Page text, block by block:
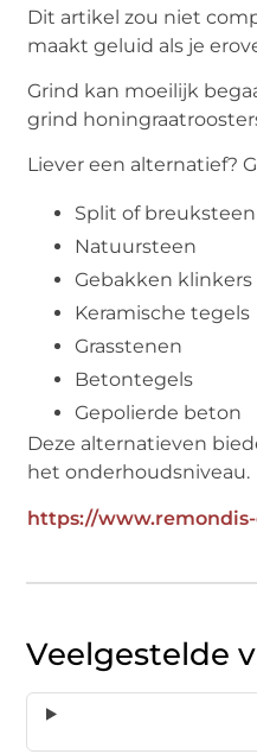
Dit artikel zou niet
maakt geluid als je
Grind kan moeilijk
grind
Liever een alternatief?
Split of breuksteen
Natuursteen
Gebakken klinkers
Keramische tegels
Grasstenen
Betontegels
Gepolierde beton
Deze alternatieven
het onderhoudsniveau.
https://
Veelgestelde